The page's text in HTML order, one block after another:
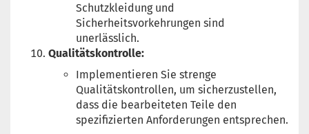
Schutzkleidung und
Sicherheitsvorkehrungen sind
unerlässlich.
Qualitätskontrolle:
Implementieren Sie strenge
Qualitätskontrollen, um sicherzustellen,
dass die bearbeiteten Teile den
spezifizierten Anforderungen entsprechen.